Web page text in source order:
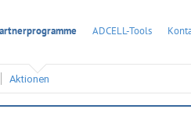
ADCELL-Tools
Aktionen